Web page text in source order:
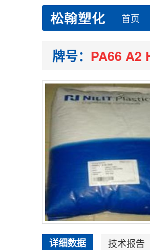
首页
牌号： PA66 A2
详细数据 技术报告